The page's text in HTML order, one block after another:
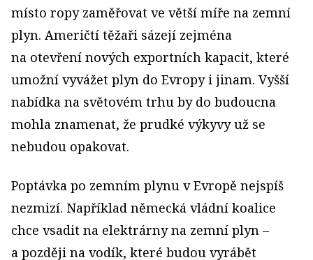
místo ropy zaměřovat ve větší míře na zemní
plyn. Američtí těžaři sázejí zejména
na otevření nových exportních kapacit, které
umožní vyvážet plyn do Evropy i jinam. Vyšší
nabídka na světovém trhu by do budoucna
mohla znamenat, že prudké výkyvy už se
nebudou opakovat.
Poptávka po zemním plynu v Evropě nejspíš
nezmizí. Například německá vládní koalice
chce vsadit na elektrárny na zemní plyn –
a později na vodík, které budou vyrábět